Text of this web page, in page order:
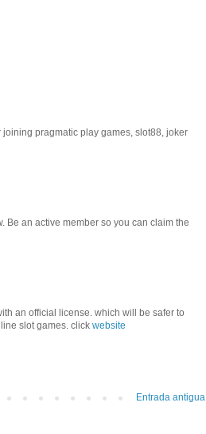
pragmatic play games, slot88, joker
Be an active member so you can claim the
an official license. which will be safer to
slot games. click website
Entrada antigua